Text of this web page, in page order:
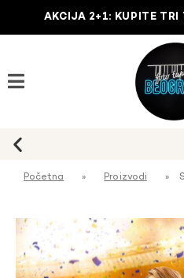
AKCIJA 2+1: KUPITE TRI
Početna » Proizvodi »